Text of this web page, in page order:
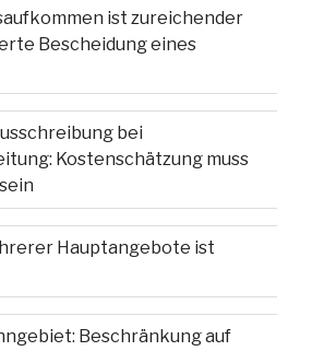
ist zureichender
Bescheidung eines
bei
Kostenschätzung muss
Hauptangebote ist
Beschränkung auf